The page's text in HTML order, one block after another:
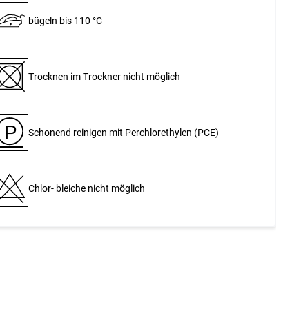
bügeln bis 110 °C
Trocknen im Trockner nicht möglich
P Schonend reinigen mit Perchlor­ethylen (PCE)
Chlor- bleiche nicht möglich